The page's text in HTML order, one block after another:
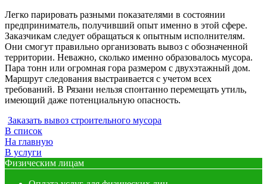
Легко парировать разными показателями в состоянии
предприниматель, получивший опыт именно в этой сфере.
Заказчикам следует обращаться к опытным исполнителям.
Они смогут правильно организовать вывоз с обозначенной
территории. Неважно, сколько именно образовалось мусора.
Пара тонн или огромная гора размером с двухэтажный дом.
Маршрут следования выстраивается с учетом всех
требований. В Рязани нельзя спонтанно перемещать утиль,
имеющий даже потенциальную опасность.
Заказать вывоз строительного мусора
В список
На главную
В услуги
Физическим лицам